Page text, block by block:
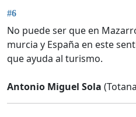
#6
No puede ser que en
murcia y España en este
que ayuda al turismo.
Antonio Miguel Sola